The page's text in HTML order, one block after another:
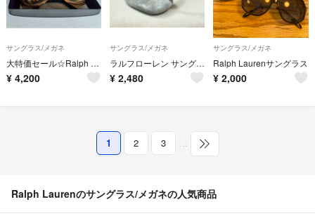
サングラス/メガネ
大特価セール☆Ralph Lauren
¥ 4,200
サングラス/メガネ
ラルフローレン サングラス レディース
¥ 2,480
サングラス/メガネ
Ralph Laurenサングラス
¥ 2,000
1 2 3 …
Ralph Laurenのサングラス/メガネの人気商品